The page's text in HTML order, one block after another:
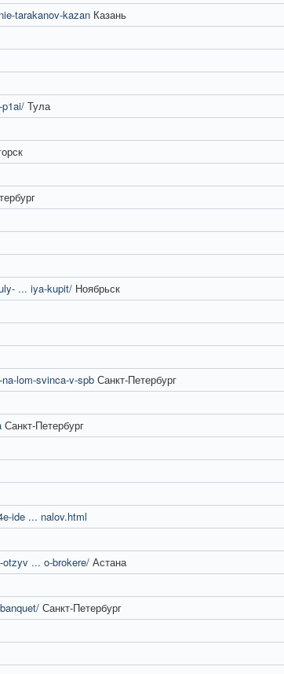
tarakanov-kazan Казань
Тула
... iya-kupit/ Ноябрьск
lom-svinca-v-spb Санкт-Петербург
Санкт-Петербург
ide ... nalov.html
... o-brokere/ Астана
Санкт-Петербург